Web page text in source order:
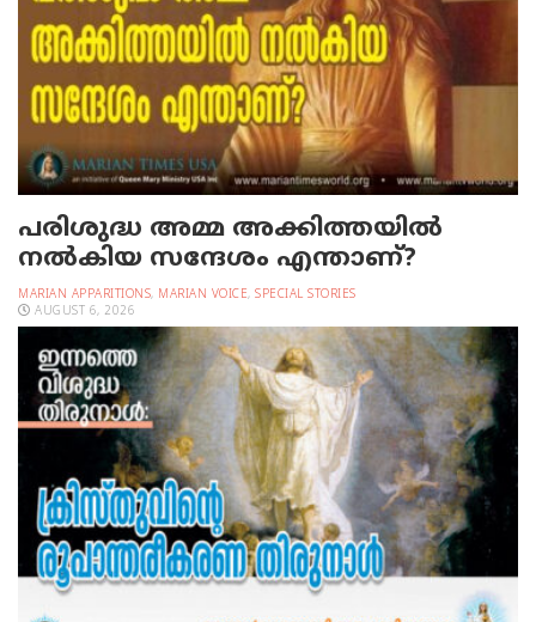
പരിശുദ്ധ അമ്മ അക്കിത്തയില്‍
നല്‍കിയ സന്ദേശം എന്താണ്?
MARIAN APPARITIONS, MARIAN VOICE, SPECIAL STORIES
AUGUST 6, 2026